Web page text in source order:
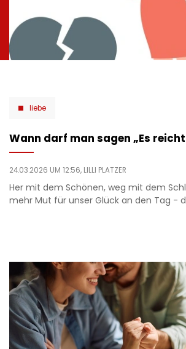
liebe
Wann darf man sagen „Es
24.03.2026 UM 12:56, LILLI PLATZER
Her mit dem Schönen, weg mit dem
mehr Mut für unser Glück an den Tag -